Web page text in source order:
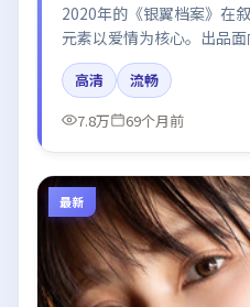
2020年的《银翼档案》在
元素以爱情为核心。出品
易烊千玺、谭卓、迪丽热
转，结尾留白引发讨论。
高清
流畅
7.8万
69个月前
最新